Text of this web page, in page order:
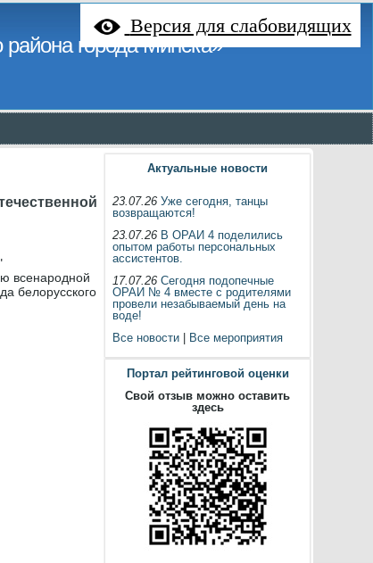
Версия для слабовидящих
города Минска»
всенародной
белорусского
Актуальные новости
23.07.26Уже сегодня, танцы
возвращаются!
23.07.26 В ОРАИ 4 поделились
опытом работы персональных
ассистентов.
17.07.26Сегодня подопечные
ОРАИ № 4 вместе с родителями
провели незабываемый день на
воде!
Все новости
Все мероприятия
Портал рейтинговой оценки
Свой отзыв можно оставить
здесь